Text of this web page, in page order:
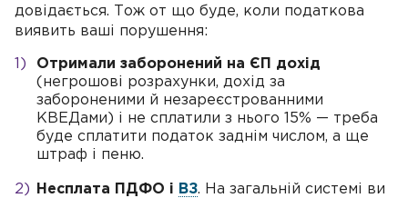
довідається. Тож от що буде, коли податкова
виявить ваші порушення:
Отримали заборонений на ЄП дохід
(негрошові розрахунки, дохід за
забороненими й незареєстрованними
КВЕДами) і не сплатили з нього 15% — треба
буде сплатити податок заднім числом, а ще
штраф і пеню.
Несплата ПДФО і ВЗ. На загальній системі ви